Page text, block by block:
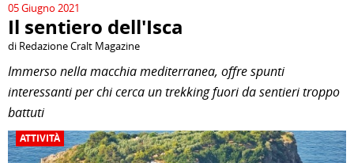
05 Giugno 2021
Il sentiero dell'Isca
di Redazione Cralt Magazine
Immerso nella macchia mediterranea, offre spunti
interessanti per chi cerca un trekking fuori da sentieri troppo
battuti
ATTIVITÀ